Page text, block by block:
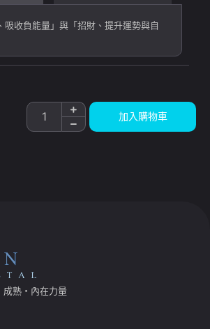
吸收負能量」與「招財、提升運勢與自
加入購物車
成熟・內在力量